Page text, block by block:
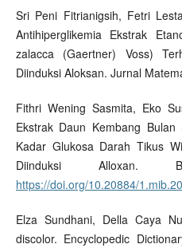
Sri Peni Fitrianigsih, Fetri
Antihiperglikemia Ekstrak
zalacca (Gaertner) Voss)
Diinduksi Aloksan. Jurnal
Fithri Wening Sasmita, Eko
Ekstrak Daun Kembang
Kadar Glukosa Darah Tikus
Diinduksi Alloxan.
https://doi.org/10.20884/
Elza Sundhani, Della Caya
discolor. Encyclopedic